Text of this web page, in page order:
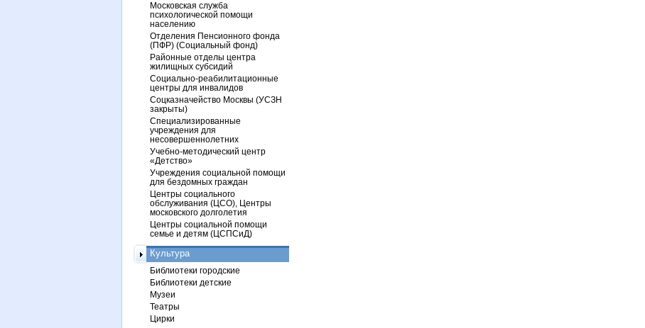
Московская служба
психологической помощи
населению
Отделения Пенсионного фонда
(ПФР) (Социальный фонд)
Районные отделы центра
жилищных субсидий
Социально-реабилитационные
центры для инвалидов
Соцказначейство Москвы (УСЗН
закрыты)
Специализированные
учреждения для
несовершеннолетних
Учебно-методический центр
«Детство»
Учреждения социальной помощи
для бездомных граждан
Центры социального
обслуживания (ЦСО), Центры
московского долголетия
Центры социальной помощи
семье и детям (ЦСПСиД)
Культура
Библиотеки городские
Библиотеки детские
Музеи
Театры
Цирки